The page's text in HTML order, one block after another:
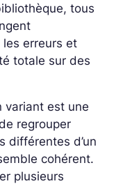
tous
erreurs et
totale sur des
variant est une
regrouper
différentes d’un
cohérent.
plusieurs